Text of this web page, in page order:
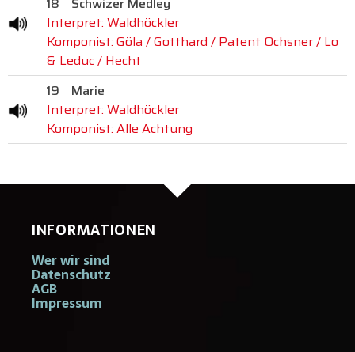
Interpret: Waldhöckler
Komponist: Göla / Gotthard / Patent Ochsner / Lo
& Leduc / Hecht
19
Marie
Interpret: Waldhöckler
Komponist: Alle Achtung
INFORMATIONEN
Wer wir sind
Datenschutz
AGB
Impressum